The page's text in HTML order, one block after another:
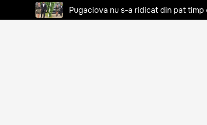
Pugaciova nu s-a ridicat din pat